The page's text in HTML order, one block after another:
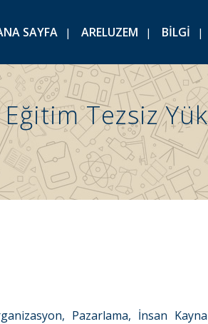
SAYFA ARELUZEM BİLGİ
Tezsiz
Pazarlama, İnsan